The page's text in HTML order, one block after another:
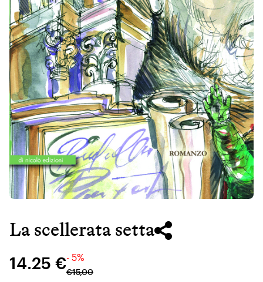
La scellerata setta
14.25 €- 5%
€15,00